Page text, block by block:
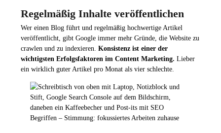
Regelmäßig Inhalte veröffentlichen
Wer einen Blog führt und regelmäßig hochwertige Artikel
veröffentlicht, gibt Google immer mehr Gründe, die Website zu
crawlen und zu indexieren. Konsistenz ist einer der
wichtigsten Erfolgsfaktoren im Content Marketing. Lieber
ein wirklich guter Artikel pro Monat als vier schlechte.